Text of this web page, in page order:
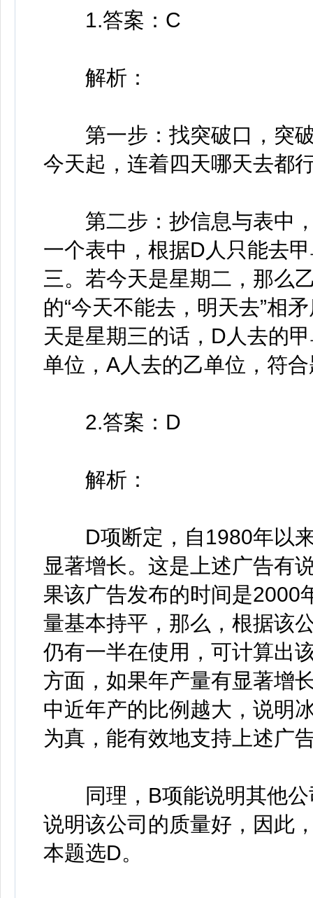
1.答案：C
解析：
第一步：找突破口，突破
今天起，连着四天哪天去都
第二步：抄信息与表中，
一个表中，根据D人只能去
三。若今天是星期二，那么
的“今天不能去，明天去”相
天是星期三的话，D人去的
单位，A人去的乙单位，符
2.答案：D
解析：
D项断定，自1980年以来
显著增长。这是上述广告有
果该广告发布的时间是2000
量基本持平，那么，根据该
仍有一半在使用，可计算出
方面，如果年产量有显著增
中近年产的比例越大，说明
为真，能有效地支持上述广
同理，B项能说明其他公
说明该公司的质量好，因此
本题选D。